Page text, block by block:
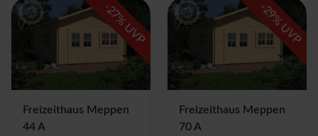
-
27
% UVP
Freizeithaus Meppen
44 A
-
29
% UVP
Freizeithaus Meppen
70 A